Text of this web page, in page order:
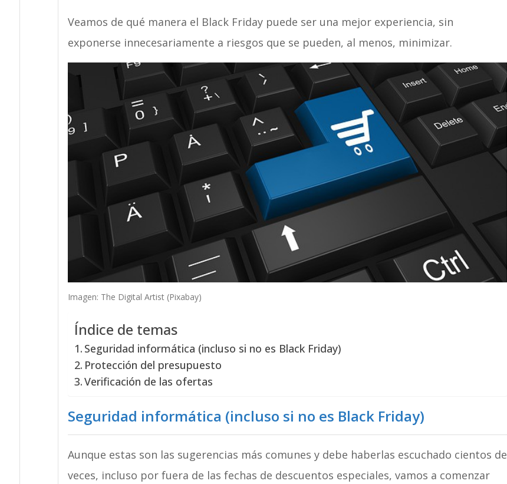
Veamos de qué manera el Black Friday puede ser una mejor experiencia, sin
exponerse innecesariamente a riesgos que se pueden, al menos, minimizar.
Imagen: The Digital Artist (Pixabay)
Índice de temas
Seguridad informática (incluso si no es Black Friday)
Protección del presupuesto
Verificación de las ofertas
Seguridad informática (incluso si no es Black Friday)
Aunque estas son las sugerencias más comunes y debe haberlas escuchado cientos de
veces, incluso por fuera de las fechas de descuentos especiales, vamos a comenzar